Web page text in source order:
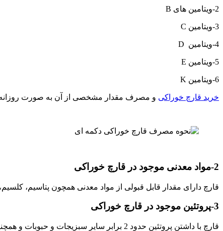
2-ویتامین های B
3-ویتامین C
4-ویتامین D
5-ویتامین E
6-ویتامین K
خرید قارچ خوراکی و مصرف مقدار مشخصی از آن به صورت روزانه می
2-مواد معدنی موجود در قارچ خوراکی
قارچ دارای مقدار قابل قبولی از مواد معدنی همچون پتاسیم،
3-پروتئین موجود در قارچ خوراکی